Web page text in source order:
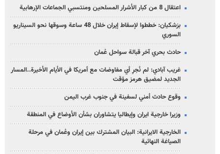
اعتقال 8 من كبار الأشرار المسلحين ومنتسبي الجماعات الإرهابية
بزشكيان: خططوا لإسقاط إيران خلال 48 ساعة وسوقها نحو السيناريو
السوري
حادث بحري آخر قبالة سواحل عُمان
غريب آبادي: لم نُجرِ أي مفاوضات مع أمريكا في الأيام الأخيرة..المسار
الجديد لمضيق هرمز مؤقت
وقوع حادث أمني لسفينة في جنوب غرب اليمن
وزيرا خارجية ايران وإيطاليا يتشاوران بشأن الأوضاع في المنطقة
الخارجية الايرانية: البيان المشترك بين إيران وعُمان في مرحلة
الصياغة النهائية